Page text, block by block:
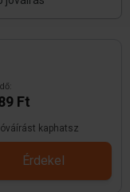
Ft
kaphatsz
Érdekel